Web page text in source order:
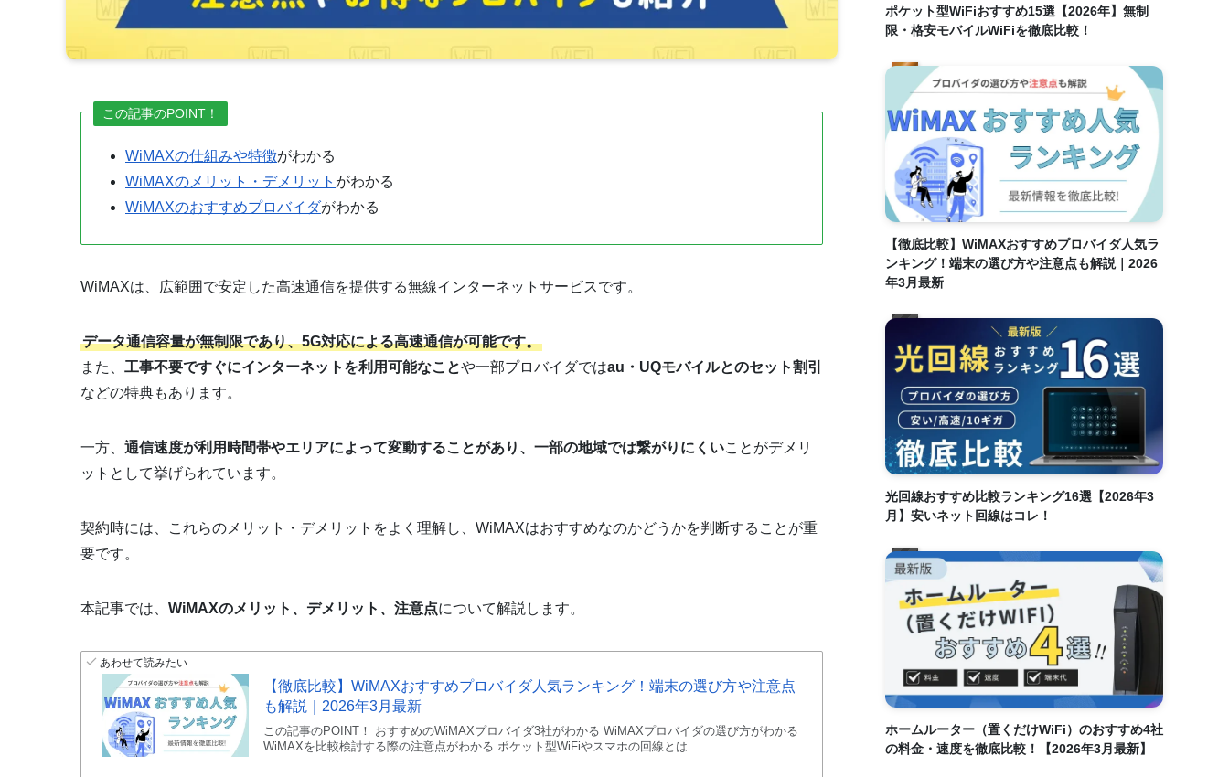
この記事のPOINT！
WiMAXの仕組みや特徴がわかる
WiMAXのメリット・デメリット がわかる
WiMAXのおすすめプロバイダがわかる
WiMAXは、広範囲で安定した高速通信を提供する無線インターネットサービスです。
データ通信容量が無制限であり、5G対応による高速通信が可能です。
また、 工事不要ですぐにインターネットを利用可能なことや一部プロバイダではau・UQモバイルとのセット割引
などの特典もあります。
一方、 通信速度が利用時間帯やエリアによって変動することがあり、一部の地域では繋がりにくいことがデメリ
ットとして挙げられています。
契約時には、これらのメリット・デメリットをよく理解し、WiMAXはおすすめなのかどうかを判断することが重
要です。
本記事では、 WiMAXのメリット、デメリット、注意点について解説します。
あわせて読みたい
【徹底比較】WiMAXおすすめプロバイダ人気ランキング！端末の選び方や注意点
も解説｜2026年3月最新
この記事のPOINT！ おすすめのWiMAXプロバイダ3社がわかる WiMAXプロバイダの選び方がわかる
WiMAXを比較検討する際の注意点がわかる ポケット型WiFiやスマホの回線とは…
ポケット型WiFiおすすめ15選【2026年】無制
限・格安モバイルWiFiを徹底比較！
【徹底比較】WiMAXおすすめプロバイダ人気ラ
ンキング！端末の選び方や注意点も解説｜2026
年3月最新
光回線おすすめ比較ランキング16選【2026年3
月】安いネット回線はコレ！
ホームルーター（置くだけWiFi）のおすすめ4社
の料金・速度を徹底比較！【2026年3月最新】